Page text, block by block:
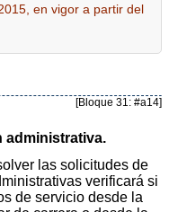
en vigor a partir del
[Bloque 31: #a14]
administrativa.
las solicitudes de
verificará si
de servicio desde la